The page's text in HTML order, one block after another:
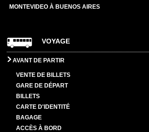
MONTEVIDEO À BUENOS AIRES
VOYAGE
AVANT DE PARTIR
VENTE DE BILLETS
GARE DE DÉPART
BILLETS
CARTE D'IDENTITÉ
BAGAGE
ACCÈS À BORD